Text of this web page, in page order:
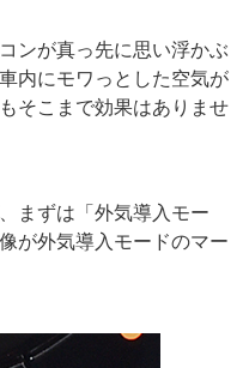
ンが真っ先に思い浮かぶ
内にモワっとした空気が
そこまで効果はありませ
まずは「外気導入モー
が外気導入モードのマー